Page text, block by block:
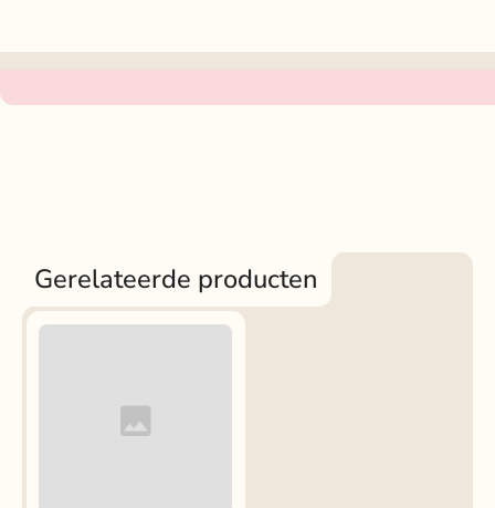
Gerelateerde producten